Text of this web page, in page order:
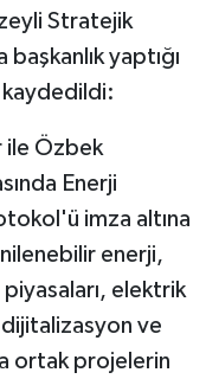
Stratejik
yaptığı
kaydedildi:
ile Özbek
Enerji
imza altına
enerji,
elektrik
ve
ortak projelerin